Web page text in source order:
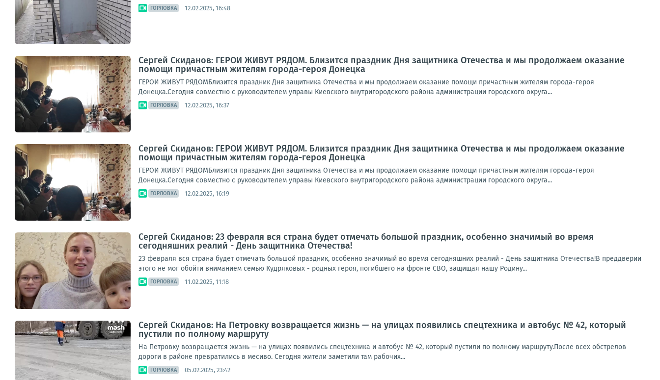
ГОРЛОВКА 12.02.2025, 16:48
Сергей Скиданов: ГЕРОИ ЖИВУТ РЯДОМ. Близится праздник Дня защитника Отечества и мы продолжаем оказание
помощи причастным жителям города-героя Донецка
ГЕРОИ ЖИВУТ РЯДОМБлизится праздник Дня защитника Отечества и мы продолжаем оказание помощи причастным жителям города-героя
Донецка.Сегодня совместно с руководителем управы Киевского внутригородского района администрации городского округа...
ГОРЛОВКА 12.02.2025, 16:37
Сергей Скиданов: ГЕРОИ ЖИВУТ РЯДОМ. Близится праздник Дня защитника Отечества и мы продолжаем оказание
помощи причастным жителям города-героя Донецка
ГЕРОИ ЖИВУТ РЯДОМБлизится праздник Дня защитника Отечества и мы продолжаем оказание помощи причастным жителям города-героя
Донецка.Сегодня совместно с руководителем управы Киевского внутригородского района администрации городского округа...
ГОРЛОВКА 12.02.2025, 16:19
Сергей Скиданов: 23 февраля вся страна будет отмечать большой праздник, особенно значимый во время
сегодняшних реалий - День защитника Отечества!
23 февраля вся страна будет отмечать большой праздник, особенно значимый во время сегодняшних реалий - День защитника Отечества!В преддверии
этого не мог обойти вниманием семью Кудряковых - родных героя, погибшего на фронте СВО, защищая нашу Родину...
ГОРЛОВКА 11.02.2025, 11:18
Сергей Скиданов: На Петровку возвращается жизнь — на улицах появились спецтехника и автобус № 42, который
пустили по полному маршруту
На Петровку возвращается жизнь — на улицах появились спецтехника и автобус № 42, который пустили по полному маршруту.После всех обстрелов
дороги в районе превратились в месиво. Сегодня жители заметили там рабочих...
ГОРЛОВКА 05.02.2025, 23:42